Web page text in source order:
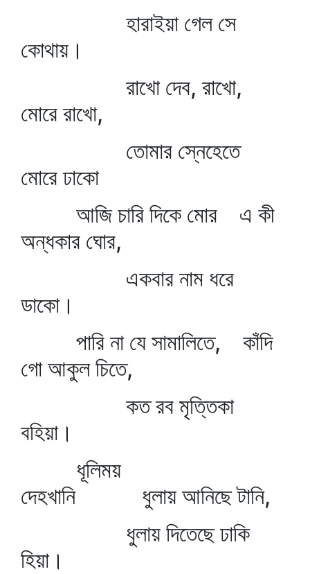
হারাইয়া গেল সে
কোথায়।
রাখো দেব, রাখো,
মোরে রাখো,
তোমার স্নেহেতে
মোরে ঢাকো
আজি চারি দিকে মোর এ কী
অন্ধকার ঘোর,
একবার নাম ধরে
ডাকো।
পারি না যে সামালিতে, কাঁদি
গো আকুল চিতে,
কত রব মৃত্তিকা
বহিয়া।
ধূলিময়
দেহখানি ধুলায় আনিছে টানি,
ধুলায় দিতেছে ঢাকি
হিয়া।